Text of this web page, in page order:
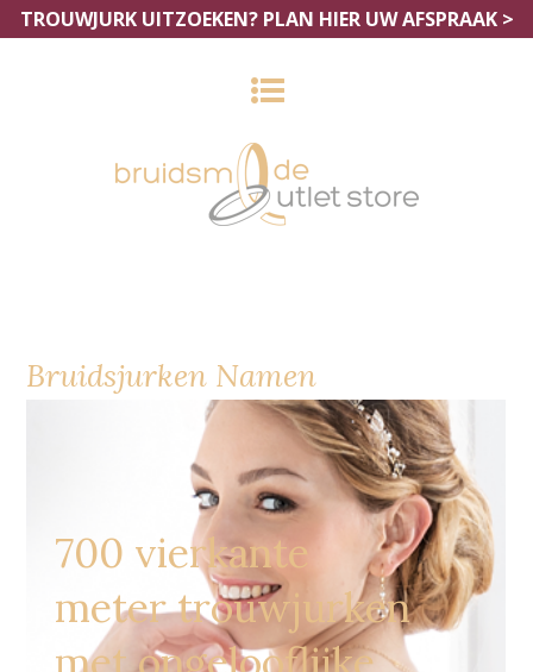
TROUWJURK UITZOEKEN? PLAN HIER UW AFSPRAAK >
Bruidsjurken Namen
700 vierkante
meter trouwjurken